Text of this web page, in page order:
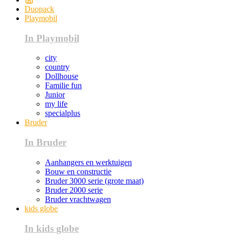
Duopack
Playmobil
In Playmobil
city
country
Dollhouse
Familie fun
Junior
my life
specialplus
Bruder
In Bruder
Aanhangers en werktuigen
Bouw en constructie
Bruder 3000 serie (grote maat)
Bruder 2000 serie
Bruder vrachtwagen
kids globe
In kids globe